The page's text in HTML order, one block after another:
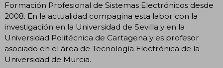
Formación Profesional de Sistemas Electrónicos desde
2008. En la actualidad compagina esta labor con la
investigación en la Universidad de Sevilla y en la
Universidad Politécnica de Cartagena y es profesor
asociado en el área de Tecnología Electrónica de la
Universidad de Murcia.